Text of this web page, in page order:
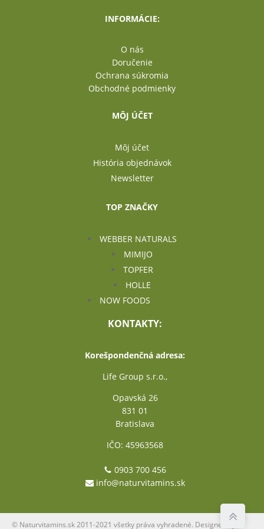
INFORMÁCIE:
O nás
Doručenie
Ochrana súkromia
Obchodné podmienky
MÔJ ÚČET
Môj účet
História objednávok
Newsletter
TOP ZNAČKY
WEBBER NATURALS
MIMIJO
TOPFER
HOLLE
NOW FOODS
KONTAKTY:
Korešpondenčná adresa:
Life Group s.r.o.,
Opavská 26
831 01
Bratislava
IČO: 45963568
0903 700 456
info@naturvitamins.sk
© Naturvitamins.sk 2011-2021 všetky práva vyhradené. Designed by